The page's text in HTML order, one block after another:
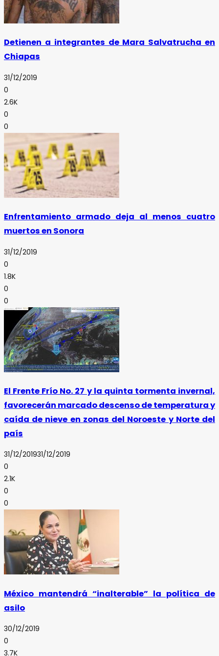
Detienen a integrantes de Mara Salvatrucha en
Chiapas
31/12/2019
0
2.6K
0
0
Enfrentamiento armado deja al menos cuatro
muertos en Sonora
31/12/2019
0
1.8K
0
0
El Frente Frío No. 27 y la quinta tormenta invernal,
favorecerán marcado descenso de temperatura y
caída de nieve en zonas del Noroeste y Norte del
país
31/12/201931/12/2019
0
2.1K
0
0
México mantendrá “inalterable” la política de
asilo
30/12/2019
0
3.7K